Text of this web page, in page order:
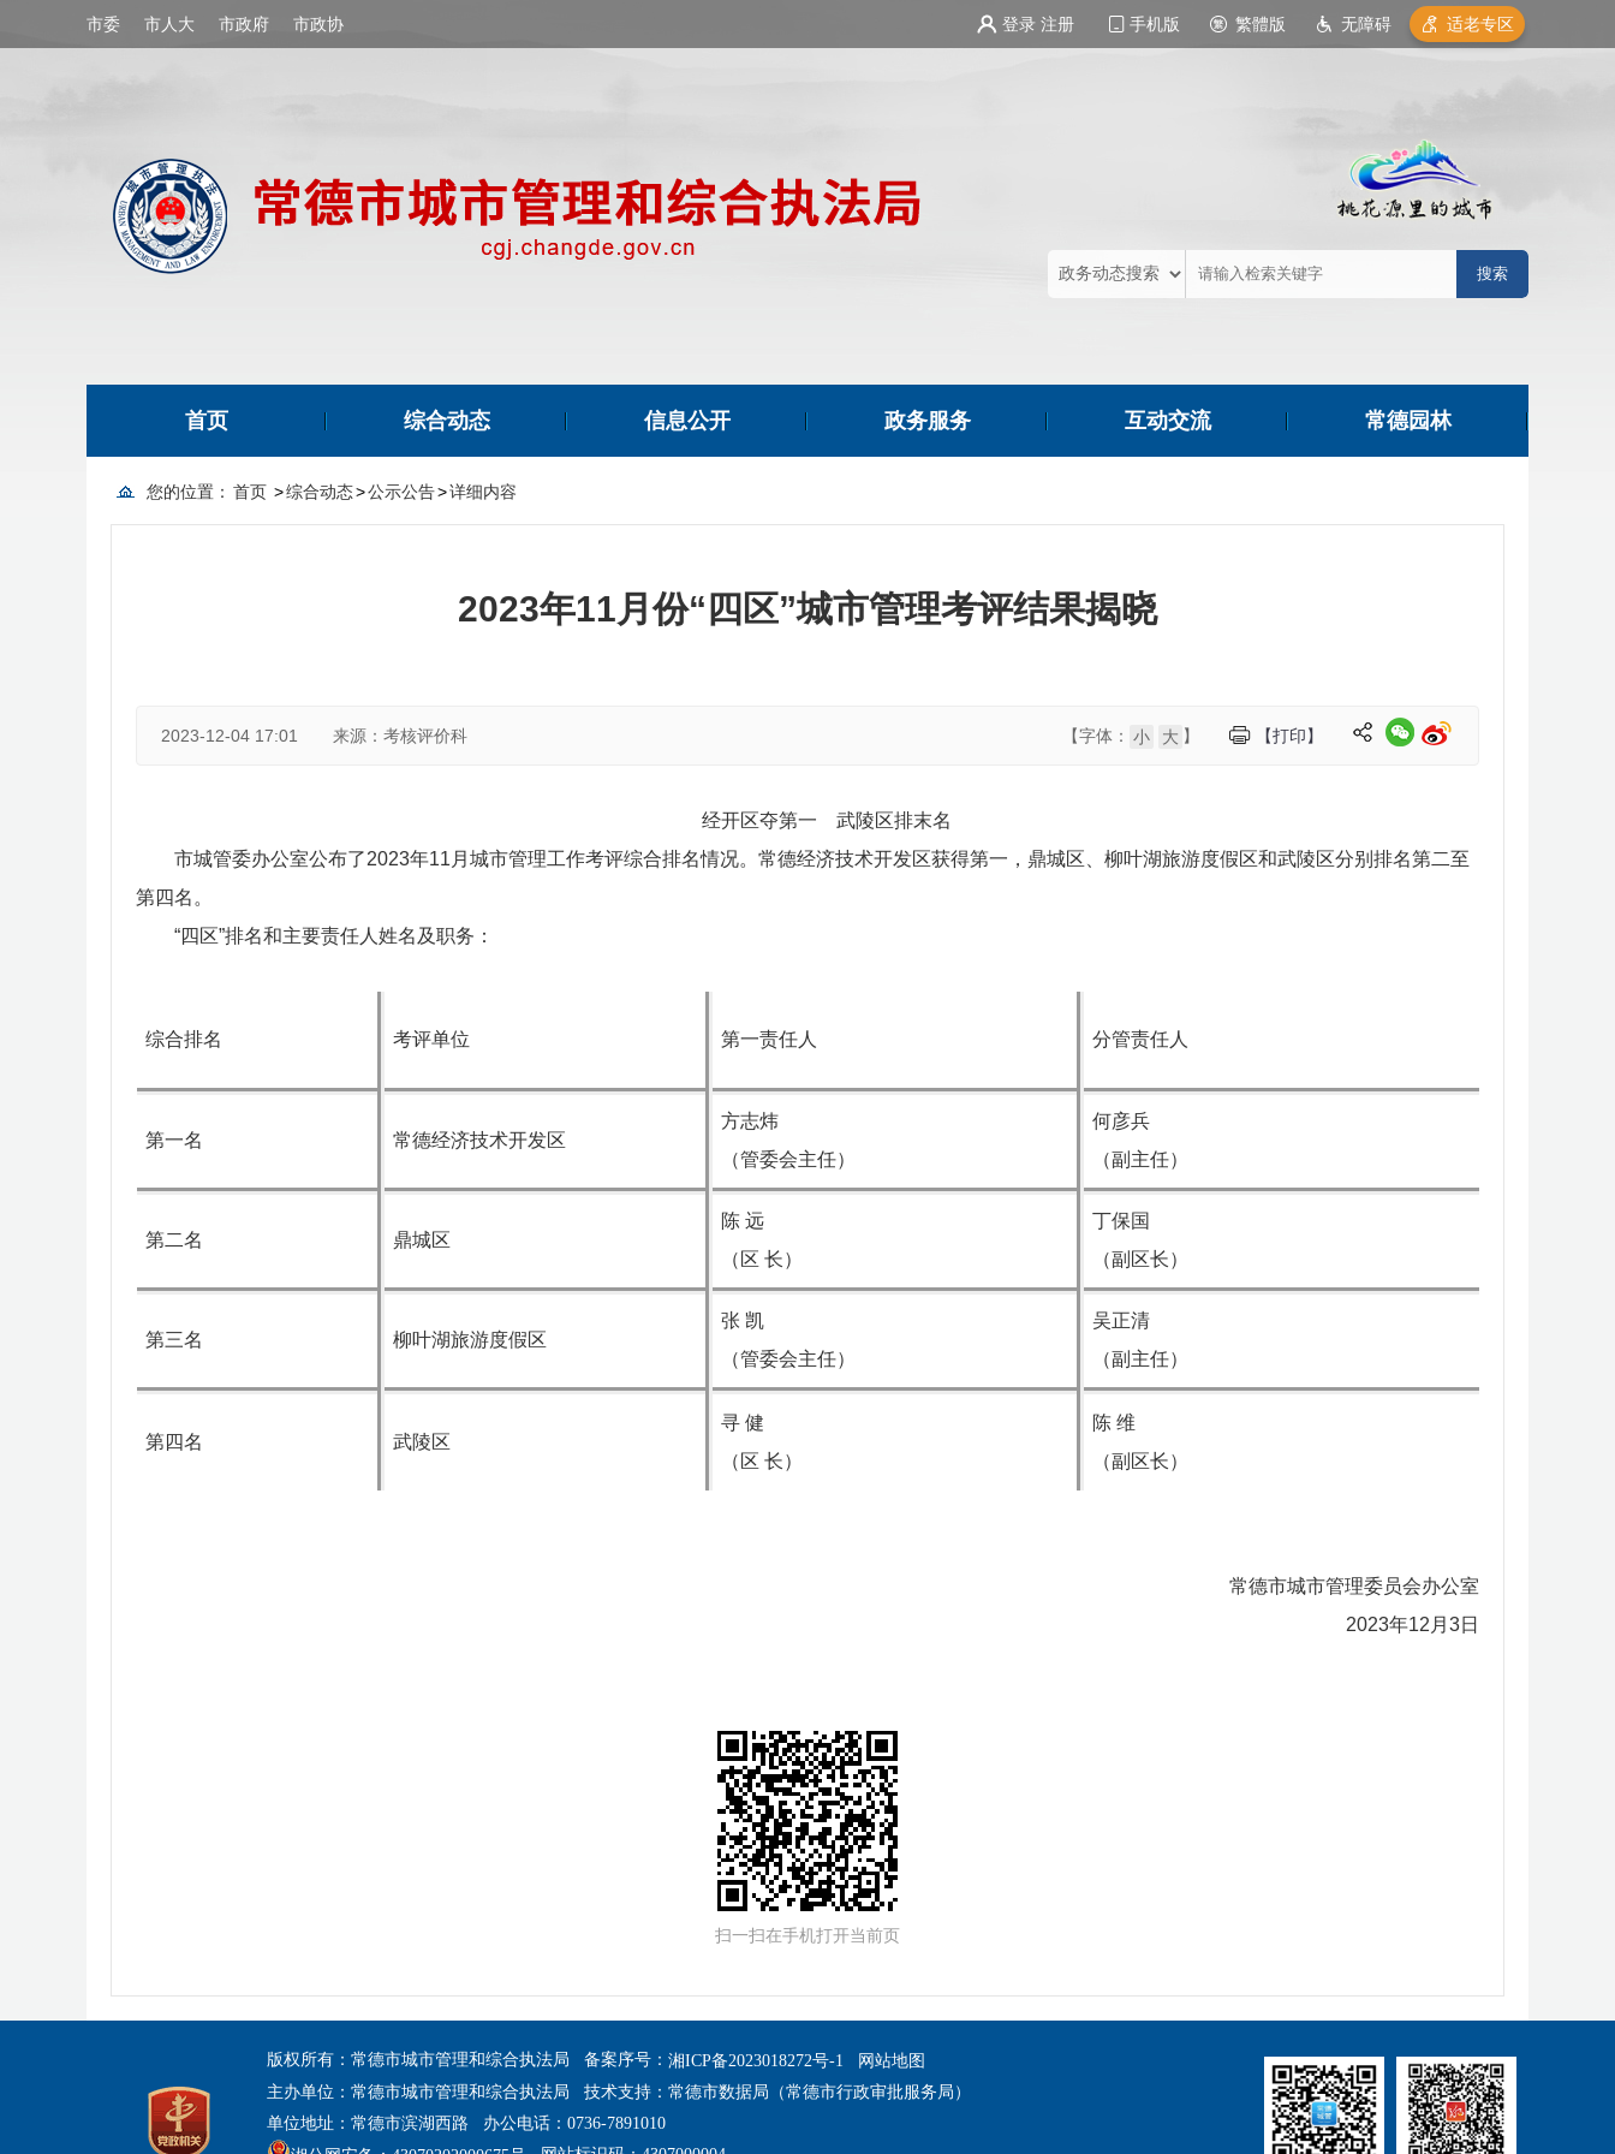
市委 市人大 市政府 市政协 登录 注册 手机版 繁體版 无障碍 适老专区
首页 综合动态 信息公开 政务服务 互动交流 常德园林
您的位置： 首页 >综合动态>公示公告>详细内容
2023年11月份“四区”城市管理考评结果揭晓
2023-12-04 17:01 来源：考核评价科 【打印】
【字体： 小 大 】
经开区夺第一 武陵区排末名
市城管委办公室公布了2023年11 月城市管理工作考评综合排名情况。常德经济技术开发区获得第一， 鼎城区、 柳叶湖旅游度假区和武陵区分别排名第二至
第四名。
“四区”排名和主要责任人姓名及职务：
综合排名 考评单位 第一责任人 分管责任人
第一名 常德经济技术开发区
方志炜
（管委会主任）
何彦兵
（副主任）
第二名 鼎城区
陈 远
（区 长）
丁保国
（副区长）
第三名 柳叶湖旅游度假区
张 凯
（管委会主任）
吴正清
（副主任）
第四名 武陵区
寻 健
（区 长）
陈 维
（副区长）
常德市城市管理委员会办公室
2023年12月3日
扫一扫在手机打开当前页
版权所有：常德市城市管理和综合执法局 备案序号： 湘ICP备2023018272号-1
网站地图
主办单位：常德市城市管理和综合执法局 技术支持：常德市数据局（常德市行政审批服务局）
单位地址：常德市滨湖西路 办公电话：0736-7891010